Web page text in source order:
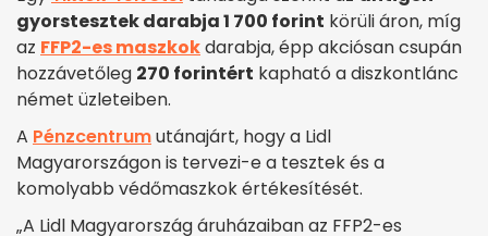
gyorstesztek darabja 1 700 forint körüli áron, míg
az FFP2-es maszkokdarabja, épp akciósan csupán
hozzávetőleg 270 forintért kapható a diszkontlánc
német üzleteiben.
A Pénzcentrumutánajárt, hogy a Lidl
Magyarországon is tervezi-e a tesztek és a
komolyabb védőmaszkok értékesítését.
„A Lidl Magyarország áruházaiban az FFP2-es